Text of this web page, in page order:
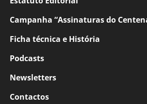
Campanha “Assinaturas do
Ficha técnica e História
Podcasts
Newsletters
Contactos